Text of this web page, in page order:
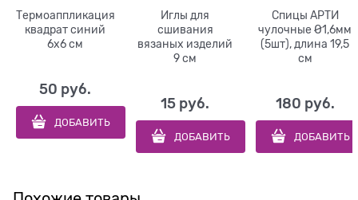
Термоаппликация
квадрат синий
6х6 см
50 руб.
ДОБАВИТЬ
Иглы для
сшивания
вязаных изделий
9 см
15 руб.
ДОБАВИТЬ
Спицы АРТИ
чулочные Ø1,6мм
(5шт), длина 19,5
см
180 руб.
ДОБАВИТЬ